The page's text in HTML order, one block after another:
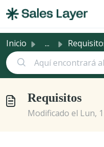
Inicio ...
Requisitos
Modificado el Lun,